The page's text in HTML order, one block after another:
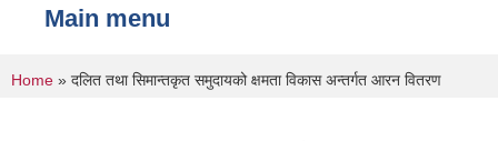
Main menu
You are here
Home » दलित तथा सिमान्तकृत समुदायको क्षमता विकास अन्तर्गत आरन वितरण